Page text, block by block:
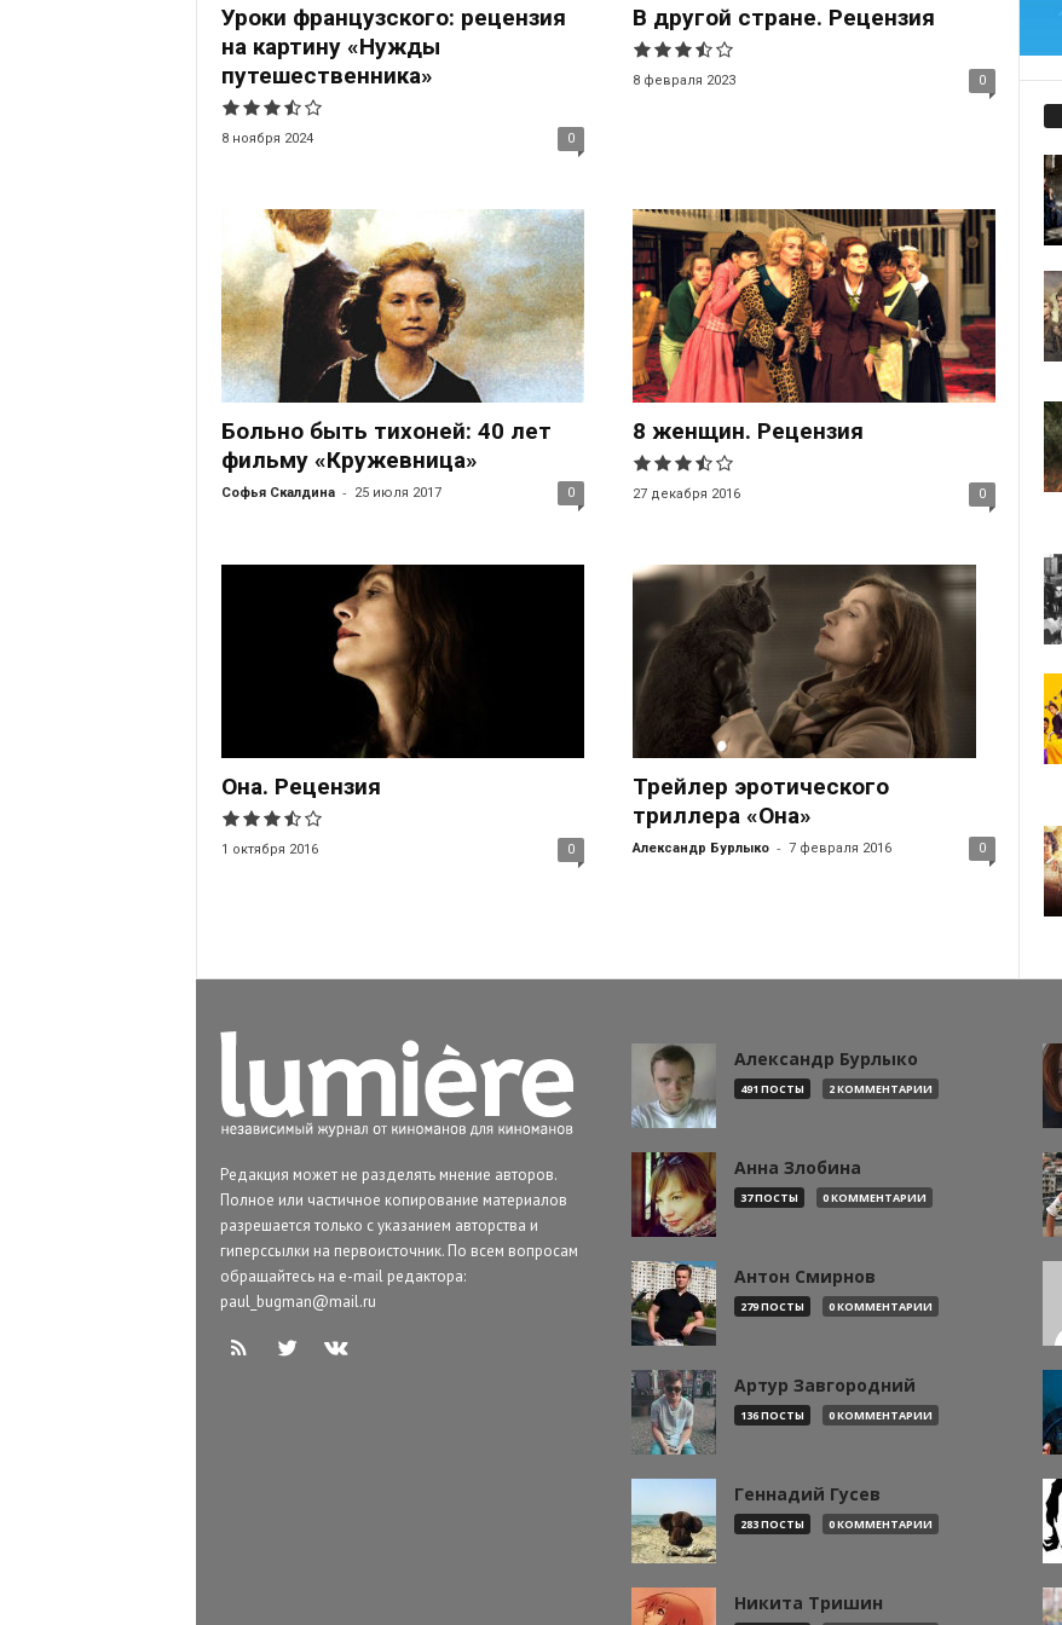
Уроки французского: рецензия
на картину «Нужды
путешественника»
8 ноября 2024 0
В другой стране. Рецензия
8 февраля 2023 0
Больно быть тихоней: 40 лет
фильму «Кружевница»
Софья Скалдина - 25 июля 2017 0
8 женщин. Рецензия
27 декабря 2016 0
Она. Рецензия
1 октября 2016 0
Трейлер эротического
триллера «Она»
Александр Бурлыко - 7 февраля 2016 0
Редакция может не разделять мнение авторов.
Полное или частичное копирование материалов
разрешается только с указанием авторства и
гиперссылки на первоисточник. По всем вопросам
обращайтесь на e-mail редактора:
paul_bugman@mail.ru
Александр Бурлыко
491 ПОСТЫ 2 КОММЕНТАРИИ
Анна Злобина
37 ПОСТЫ 0 КОММЕНТАРИИ
Антон Смирнов
279 ПОСТЫ 0 КОММЕНТАРИИ
Артур Завгородний
136 ПОСТЫ 0 КОММЕНТАРИИ
Геннадий Гусев
283 ПОСТЫ 0 КОММЕНТАРИИ
Никита Тришин